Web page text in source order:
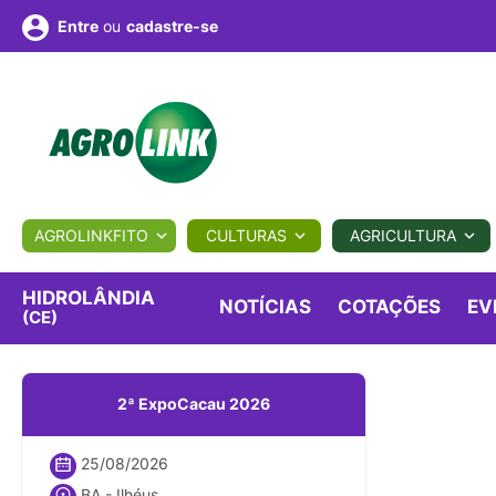
BIOLÓGICOS COTAÇÕES NOTÍCIAS
Conversor Colunistas Eventos
e
Entre ou cadastre-se
AGROLINKFITO CULTURAS AGRICULTURA
HIDROLÂNDIA
(CE) NOTÍCIAS COTAÇÕES
2ª ExpoCacau 2026
25/08/2026